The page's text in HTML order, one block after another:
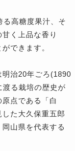
る高糖度果汁、そ
く上品な香り
できます。
治20年ごろ(1890
る栽培の歴史が
点である「白
た大久保重五郎
山県を代表する